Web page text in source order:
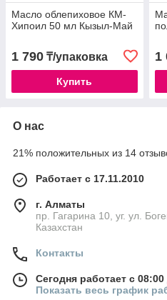
Масло облепиховое КМ-
Хипоил 50 мл Кызыл-Май
1 790 ₸/упаковка
Купить
1
О нас
21% положительных из 14
Работает с 17.11.2010
г. Алматы
пр. Гагарина 10, уг. ул.
Казахстан
Контакты
Сегодня работает с
Показать весь график